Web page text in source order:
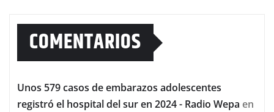
COMENTARIOS
Unos 579 casos de embarazos adolescentes
registró el hospital del sur en 2024 - Radio Wepa en